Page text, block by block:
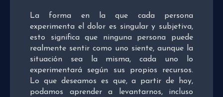
La forma en la que cada persona
experimenta el dolor es singular y subjetiva,
esto significa que ninguna persona puede
realmente sentir como uno siente, aunque la
situación sea la misma, cada uno lo
experimentará según sus propios recursos.
Lo que deseamos es que, a partir de hoy,
podamos aprender a levantarnos, incluso